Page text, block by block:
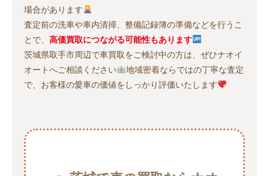
場合があります
査定前の洗車や車内清掃、整備記録簿の準備などを行うこ
とで、 高価買取につながる可能性もあります
茨城県取手市周辺で車買取をご検討中の方は、ぜひナオイ
オートへご相談ください
地域密着ならではの丁寧な査定
で、お客様の愛車の価値をしっかり評価いたします